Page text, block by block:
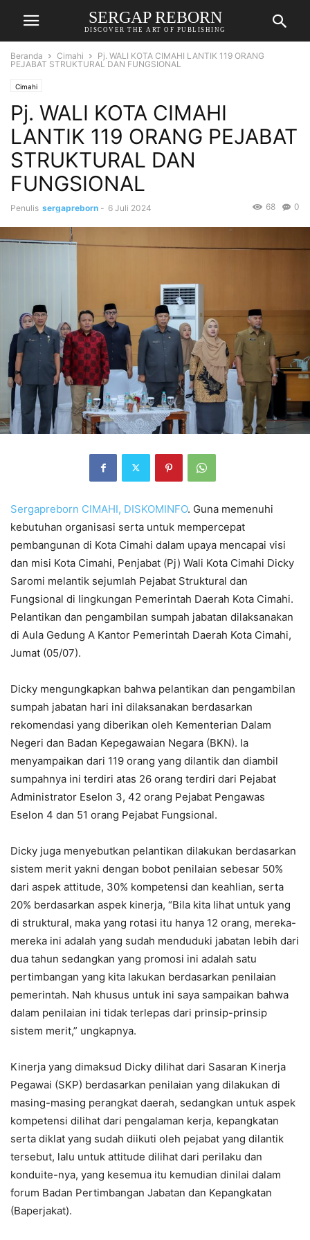
SERGAP REBORN
DISCOVER THE ART OF PUBLISHING
Beranda Cimahi
Pj. WALI KOTA CIMAHI LANTIK 119 ORANG
PEJABAT STRUKTURAL DAN FUNGSIONAL
Cimahi
Pj. WALI KOTA CIMAHI
LANTIK 119 ORANG PEJABAT
STRUKTURAL DAN
FUNGSIONAL
Penulis sergapreborn - 6 Juli 2024 0
68
Sergapreborn CIMAHI, DISKOMINFO. Guna memenuhi
kebutuhan organisasi serta untuk mempercepat
pembangunan di Kota Cimahi dalam upaya mencapai visi
dan misi Kota Cimahi, Penjabat (Pj) Wali Kota Cimahi Dicky
Saromi melantik sejumlah Pejabat Struktural dan
Fungsional di lingkungan Pemerintah Daerah Kota Cimahi.
Pelantikan dan pengambilan sumpah jabatan dilaksanakan
di Aula Gedung A Kantor Pemerintah Daerah Kota Cimahi,
Jumat (05/07).
Dicky mengungkapkan bahwa pelantikan dan pengambilan
sumpah jabatan hari ini dilaksanakan berdasarkan
rekomendasi yang diberikan oleh Kementerian Dalam
Negeri dan Badan Kepegawaian Negara (BKN). Ia
menyampaikan dari 119 orang yang dilantik dan diambil
sumpahnya ini terdiri atas 26 orang terdiri dari Pejabat
Administrator Eselon 3, 42 orang Pejabat Pengawas
Eselon 4 dan 51 orang Pejabat Fungsional.
Dicky juga menyebutkan pelantikan dilakukan berdasarkan
sistem merit yakni dengan bobot penilaian sebesar 50%
dari aspek attitude, 30% kompetensi dan keahlian, serta
20% berdasarkan aspek kinerja, “Bila kita lihat untuk yang
di struktural, maka yang rotasi itu hanya 12 orang, mereka-
mereka ini adalah yang sudah menduduki jabatan lebih dari
dua tahun sedangkan yang promosi ini adalah satu
pertimbangan yang kita lakukan berdasarkan penilaian
pemerintah. Nah khusus untuk ini saya sampaikan bahwa
dalam penilaian ini tidak terlepas dari prinsip-prinsip
sistem merit,” ungkapnya.
Kinerja yang dimaksud Dicky dilihat dari Sasaran Kinerja
Pegawai (SKP) berdasarkan penilaian yang dilakukan di
masing-masing perangkat daerah, sedangkan untuk aspek
kompetensi dilihat dari pengalaman kerja, kepangkatan
serta diklat yang sudah diikuti oleh pejabat yang dilantik
tersebut, lalu untuk attitude dilihat dari perilaku dan
konduite-nya, yang kesemua itu kemudian dinilai dalam
forum Badan Pertimbangan Jabatan dan Kepangkatan
(Baperjakat).